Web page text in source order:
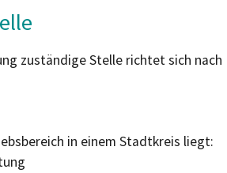
zuständige Stelle richtet sich nach
in einem Stadtkreis liegt: